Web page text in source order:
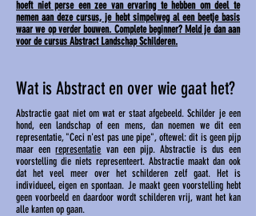
hoeft niet perse een zee van ervaring te hebben om deel te
nemen aan deze cursus, je hebt simpelweg al een beetje basis
waar we op verder bouwen. Complete beginner? Meld je dan aan
voor de cursus Abstract Landschap Schilderen.
Wat is Abstract en over wie gaat het?
Abstractie gaat niet om wat er staat afgebeeld. Schilder je een
hond, een landschap of een mens, dan noemen we dit een
representatie, "Ceci n'est pas une pipe", oftewel: dit is geen pijp
maar eenrepresentatie van een pijp. Abstractie is dus een
voorstelling die niets representeert. Abstractie maakt dan ook
dat het veel meer over het schilderen zelf gaat. Het is
individueel, eigen en spontaan. Je maakt geen voorstelling hebt
geen voorbeeld en daardoor wordt schilderen vrij, want het kan
alle kanten op gaan.